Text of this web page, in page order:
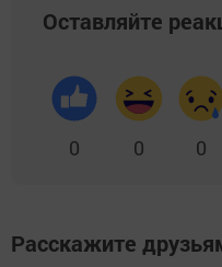
Оставляйте
0 0 0
Расскажите